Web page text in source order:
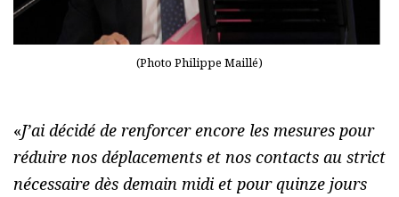
(Photo Philippe Maillé)
«J’ai décidé de renforcer encore les mesures pour
réduire nos déplacements et nos contacts au strict
nécessaire dès demain midi et pour quinze jours